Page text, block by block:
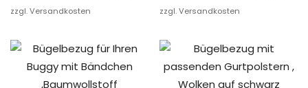
zzgl. Versandkosten
zzgl. Versandkosten